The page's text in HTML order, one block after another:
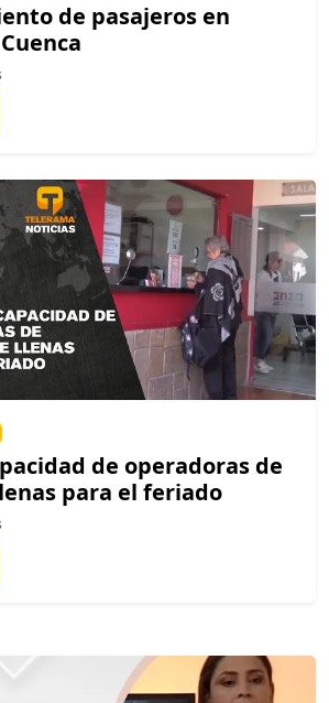
de pasajeros en
de operadoras de
para el feriado